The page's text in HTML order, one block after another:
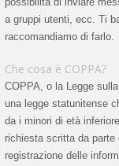
a gruppi utenti, ecc. Ti
raccomandiamo di farlo.
Che cosa è COPPA?
COPPA, o la Legge
una legge statunitense
da i minori di età
richiesta scritta da parte
registrazione delle